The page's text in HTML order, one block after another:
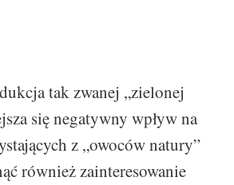
tak zwanej „zielonej
się negatywny wpływ na
z „owoców natury”
również zainteresowanie